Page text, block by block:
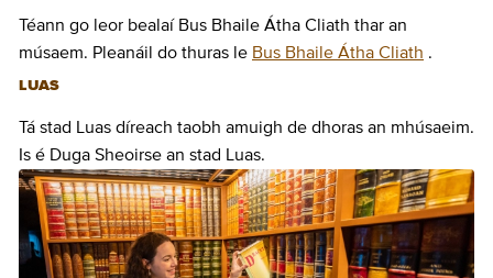
Téann go leor bealaí Bus Bhaile Átha Cliath thar an
músaem. Pleanáil do thuras le Bus Bhaile Átha Cliath .
LUAS
Tá stad Luas díreach taobh amuigh de dhoras an mhúsaeim.
Is é Duga Sheoirse an stad Luas.